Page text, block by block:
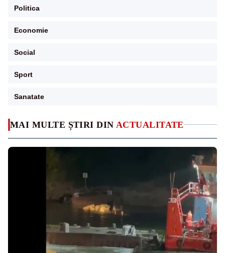
MAI MULTE ȘTIRI DIN ACTUALITATE
Politica
Economie
Social
Sport
Sanatate